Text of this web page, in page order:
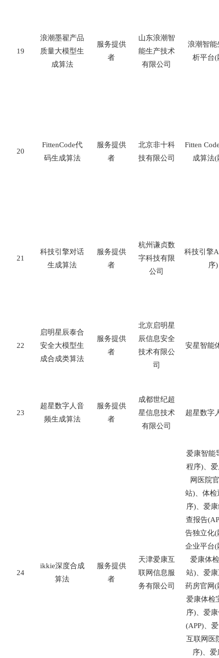
19
浪潮墨翟产品
质量大模型生
成算法
服务提供
者
山东浪潮智
能生产技术
有限公司
浪潮智能
析平台(
20
FittenCode代
码生成算法
服务提供
者
北京非十科
技有限公司
Fitten
成算法(
21
科技引擎对话
生成算法
服务提供
者
杭州谦贞数
字科技有限
公司
科技引擎
序)
22
启明星辰泰合
安全大模型生
成合成类算法
服务提供
者
北京启明星
辰信息安全
技术有限公
司
安星智能
23
超星数字人音
频生成算法
服务提供
者
成都世纪超
星信息技术
有限公司
超星数字
24
ikkie深度合成
算法
服务提供
者
天津爱康互
联网信息服
务有限公司
爱康智能
程序) 、
网医院
站)、体检
序) 、爱
查报告
告独立化(
企业平台(
爱康体
站) 、爱
药房官网(
爱康体检
序) 、爱
(APP) 、
互联网医
序)、爱